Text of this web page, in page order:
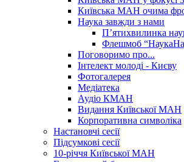
Київська МАН очима
Наука завжди з нами
П’ятихвилинка
Флешмоб
Поговоримо про...
Інтелект молоді - Києву
Фотогалерея
Медіатека
Аудіо КМАН
Видання Київської МАН
Корпоративна символіка
Настановчі сесії
Підсумкові сесії
10-річчя Київської МАН